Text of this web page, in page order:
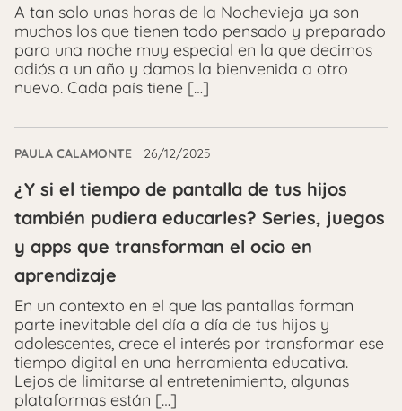
A tan solo unas horas de la Nochevieja ya son
muchos los que tienen todo pensado y preparado
para una noche muy especial en la que decimos
adiós a un año y damos la bienvenida a otro
nuevo. Cada país tiene […]
PAULA CALAMONTE 26/12/2025
¿Y si el tiempo de pantalla de tus hijos
también pudiera educarles? Series, juegos
y apps que transforman el ocio en
aprendizaje
En un contexto en el que las pantallas forman
parte inevitable del día a día de tus hijos y
adolescentes, crece el interés por transformar ese
tiempo digital en una herramienta educativa.
Lejos de limitarse al entretenimiento, algunas
plataformas están […]